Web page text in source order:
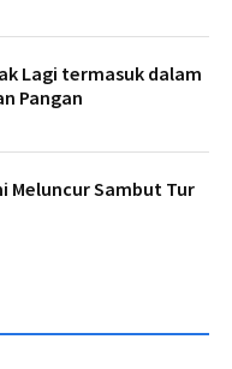
Lagi termasuk dalam
Pangan
Meluncur Sambut Tur